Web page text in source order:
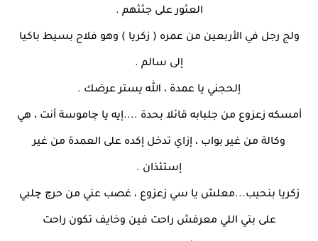
العثور على جثثهم .
ولج رجل في الأربعين من عمره ( زكريا ) وهو فلاح بسيط باكيا
إلى سالم .
إلحجني يا عمدة ، الله يستر عرضك .
أمسكه زعزوع من جلبابه قائلا بحدة ....إيه يا چاموسة أنت ، هي
وكالة من غير بواب ، إزاي تدخل إكده على العمدة من غير
إستئذان .
زكريا بنحيب...معلش يا سي زعزوع ، غصب عني من حرچ چلبي
على بتي اللي معرفش راحت فين وخايف تكون راحت